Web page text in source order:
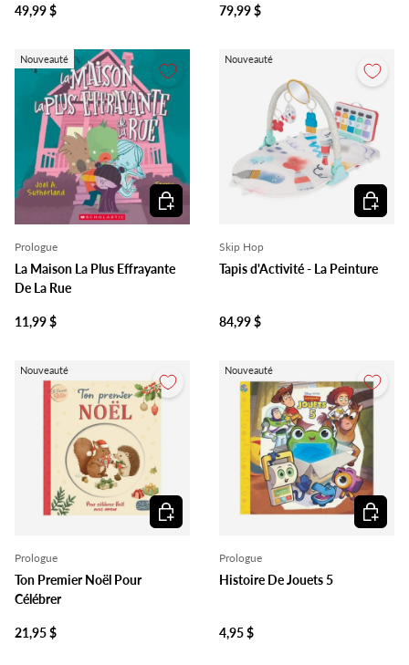
49,99 $ 79,99 $
Nouveauté
Prologue
La Maison La Plus Effrayante
De La Rue
11,99 $
Ajouter au panier
Nouveauté
Skip Hop
Tapis d'Activité - La Peinture
84,99 $
Ajouter
Nouveauté
Prologue
Ton Premier Noël Pour
Célébrer
21,95 $
Ajouter au panier
Nouveauté
Prologue
Histoire De Jouets 5
4,95 $
Ajouter